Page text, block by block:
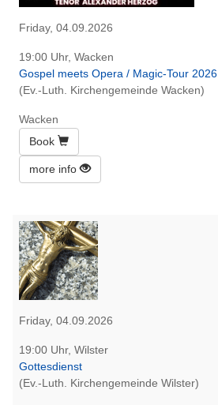
Friday, 04.09.2026
19:00 Uhr, Wacken
Gospel meets Opera / Magic-Tour 2026
(Ev.-Luth. Kirchengemeinde Wacken)
Wacken
Book
more info
Friday, 04.09.2026
19:00 Uhr, Wilster
Gottesdienst
(Ev.-Luth. Kirchengemeinde Wilster)